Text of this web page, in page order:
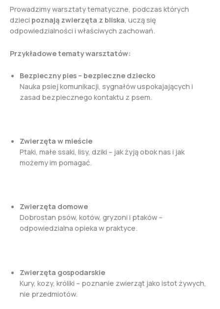
Prowadzimy warsztaty tematyczne, podczas których
dzieci poznają zwierzęta z bliska, uczą się
odpowiedzialności i właściwych zachowań.
Przykładowe tematy warsztatów:
Bezpieczny pies – bezpieczne dziecko
Nauka psiej komunikacji, sygnałów uspokajających i
zasad bezpiecznego kontaktu z psem.
Zwierzęta w mieście
Ptaki, małe ssaki, lisy, dziki – jak żyją obok nas i jak
możemy im pomagać.
Zwierzęta domowe
Dobrostan psów, kotów, gryzoni i ptaków –
odpowiedzialna opieka w praktyce.
Zwierzęta gospodarskie
Kury, kozy, króliki – poznanie zwierząt jako istot żywych,
nie przedmiotów.